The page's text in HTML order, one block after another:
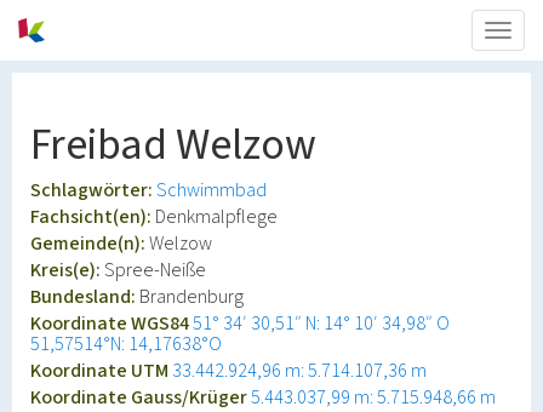
Freibad Welzow
Schlagwörter:Schwimmbad
Fachsicht(en): Denkmalpflege
Gemeinde(n):Welzow
Kreis(e):Spree-Neiße
Bundesland: Brandenburg
Koordinate WGS8451° 34′ 30,51″ N: 14° 10′ 34,98″ O
51,57514°N: 14,17638°O
Koordinate UTM 33.442.924,96 m: 5.714.107,36 m
Koordinate Gauss/Krüger5.443.037,99 m: 5.715.948,66 m